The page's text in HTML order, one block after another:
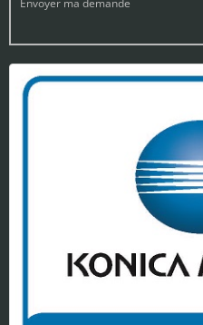
Envoyer ma demande